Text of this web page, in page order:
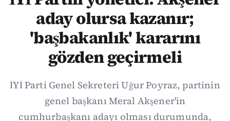
aday olursa kazanır;
'başbakanlık' kararını
gözden geçirmeli
İYİ Parti Genel Sekreteri Uğur Poyraz, partinin
genel başkanı Meral Akşener'in
cumhurbaşkanı adayı olması durumunda,